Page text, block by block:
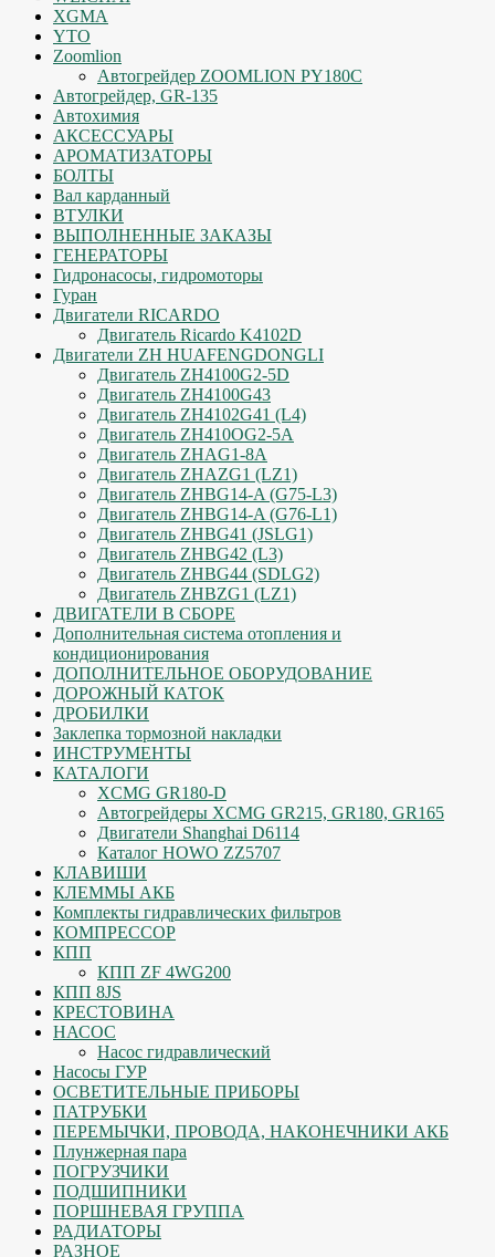
XGMA
YTO
Zoomlion
Автогрейдер ZOOMLION PY180C
Автогрейдер, GR-135
Автохимия
АКСЕССУАРЫ
АРОМАТИЗАТОРЫ
БОЛТЫ
Вал карданный
ВТУЛКИ
ВЫПОЛНЕННЫЕ ЗАКАЗЫ
ГЕНЕРАТОРЫ
Гидронасосы, гидромоторы
Гуран
Двигатели RICARDO
Двигатель Ricardo K4102D
Двигатели ZH HUAFENGDONGLI
Двигатель ZH4100G2-5D
Двигатель ZH4100G43
Двигатель ZH4102G41 (L4)
Двигатель ZH410OG2-5A
Двигатель ZHAG1-8A
Двигатель ZHAZG1 (LZ1)
Двигатель ZHBG14-A (G75-L3)
Двигатель ZHBG14-A (G76-L1)
Двигатель ZHBG41 (JSLG1)
Двигатель ZHBG42 (L3)
Двигатель ZHBG44 (SDLG2)
Двигатель ZHBZG1 (LZ1)
ДВИГАТЕЛИ В СБОРЕ
Дополнительная система отопления и
кондиционирования
ДОПОЛНИТЕЛЬНОЕ ОБОРУДОВАНИЕ
ДОРОЖНЫЙ КАТОК
ДРОБИЛКИ
Заклепка тормозной накладки
ИНСТРУМЕНТЫ
КАТАЛОГИ
XCMG GR180-D
Автогрейдеры XCMG GR215, GR180, GR165
Двигатели Shanghai D6114
Каталог HOWO ZZ5707
КЛАВИШИ
КЛЕММЫ АКБ
Комплекты гидравлических фильтров
КОМПРЕССОР
КПП
КПП ZF 4WG200
КПП 8JS
КРЕСТОВИНА
НАСОС
Насос гидравлический
Насосы ГУР
ОСВЕТИТЕЛЬНЫЕ ПРИБОРЫ
ПАТРУБКИ
ПЕРЕМЫЧКИ, ПРОВОДА, НАКОНЕЧНИКИ АКБ
Плунжерная пара
ПОГРУЗЧИКИ
ПОДШИПНИКИ
ПОРШНЕВАЯ ГРУППА
РАДИАТОРЫ
РАЗНОЕ